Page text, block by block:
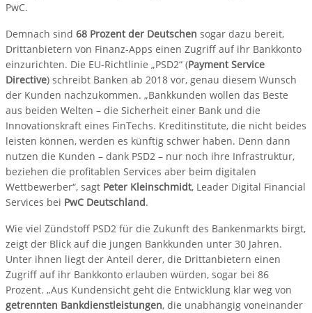
PwC.
Demnach sind 68 Prozent der Deutschen sogar dazu bereit,
Drittanbietern von Finanz-Apps einen Zugriff auf ihr Bankkonto
einzurichten. Die EU-Richtlinie „PSD2“ (Payment Service
Directive) schreibt Banken ab 2018 vor, genau diesem Wunsch
der Kunden nachzukommen. „Bankkunden wollen das Beste
aus beiden Welten – die Sicherheit einer Bank und die
Innovationskraft eines FinTechs. Kreditinstitute, die nicht beides
leisten können, werden es künftig schwer haben. Denn dann
nutzen die Kunden – dank PSD2 – nur noch ihre Infrastruktur,
beziehen die profitablen Services aber beim digitalen
Wettbewerber“, sagt Peter Kleinschmidt, Leader Digital Financial
Services bei PwC Deutschland.
Wie viel Zündstoff PSD2 für die Zukunft des Bankenmarkts birgt,
zeigt der Blick auf die jungen Bankkunden unter 30 Jahren.
Unter ihnen liegt der Anteil derer, die Drittanbietern einen
Zugriff auf ihr Bankkonto erlauben würden, sogar bei 86
Prozent. „Aus Kundensicht geht die Entwicklung klar weg von
getrennten Bankdienstleistungen, die unabhängig voneinander